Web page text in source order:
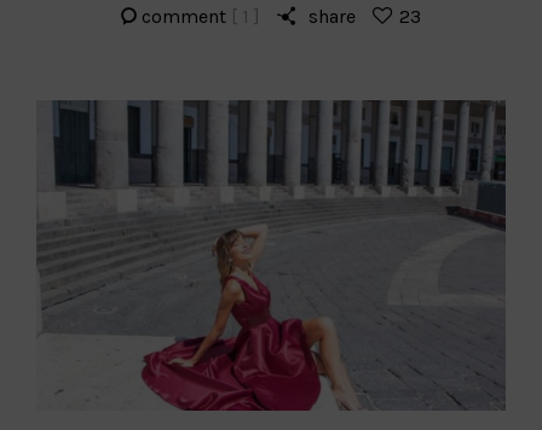
comment [ 1 ] share 23